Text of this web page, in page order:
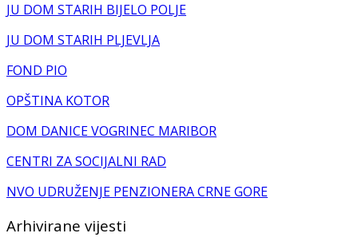
JU DOM STARIH BIJELO POLJE
JU DOM STARIH PLJEVLJA
FOND PIO
OPŠTINA KOTOR
DOM DANICE VOGRINEC MARIBOR
CENTRI ZA SOCIJALNI RAD
NVO UDRUŽENJE PENZIONERA CRNE GORE
Arhivirane vijesti